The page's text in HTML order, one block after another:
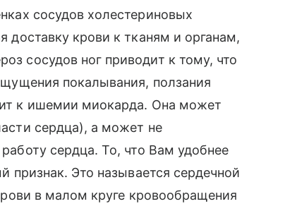
сосудов холестериновых
доставку крови к тканям и органам,
сосудов ног приводит к тому, что
покалывания, ползания
к ишемии миокарда. Она может
сердца), а может не
сердца. То, что Вам удобнее
признак. Это называется сердечной
в малом круге кровообращения